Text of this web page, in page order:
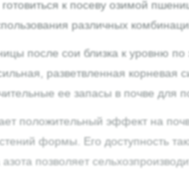
готовиться к посеву озимой
различных
после сои близка к уровню
разветвленная корневая
ее запасы в почве для
положительный эффект на
формы. Его доступность
азота позволяет